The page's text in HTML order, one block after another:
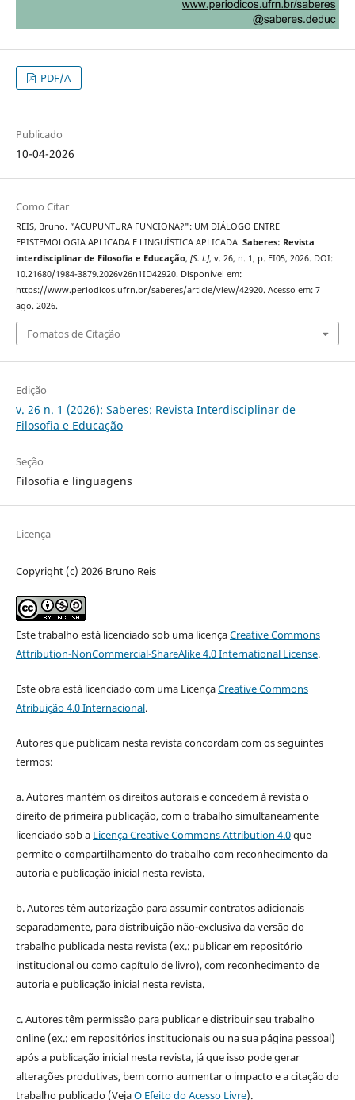
PDF/A
Publicado
10-04-2026
Como Citar
REIS, Bruno. “ACUPUNTURA FUNCIONA?": UM DIÁLOGO ENTRE
EPISTEMOLOGIA APLICADA E LINGUÍSTICA APLICADA. Saberes: Revista
interdisciplinar de Filosofia e Educação, [S. l.], v. 26, n. 1, p. FI05, 2026. DOI:
10.21680/1984-3879.2026v26n1ID42920. Disponível em:
https://www.periodicos.ufrn.br/saberes/article/view/42920. Acesso em: 7
ago. 2026.
Fomatos de Citação
Edição
v. 26 n. 1 (2026): Saberes: Revista Interdisciplinar de
Filosofia e Educação
Seção
Filosofia e linguagens
Licença
Copyright (c) 2026 Bruno Reis
Este trabalho está licenciado sob uma licençaCreative Commons
Attribution-NonCommercial-ShareAlike 4.0 International License.
Este obra está licenciado com uma LicençaCreative Commons
Atribuição 4.0 Internacional.
Autores que publicam nesta revista concordam com os seguintes
termos:
a. Autores mantém os direitos autorais e concedem à revista o
direito de primeira publicação, com o trabalho simultaneamente
licenciado sob a Licença Creative Commons Attribution 4.0que
permite o compartilhamento do trabalho com reconhecimento da
autoria e publicação inicial nesta revista.
b. Autores têm autorização para assumir contratos adicionais
separadamente, para distribuição não-exclusiva da versão do
trabalho publicada nesta revista (ex.: publicar em repositório
institucional ou como capítulo de livro), com reconhecimento de
autoria e publicação inicial nesta revista.
c. Autores têm permissão para publicar e distribuir seu trabalho
online (ex.: em repositórios institucionais ou na sua página pessoal)
após a publicação inicial nesta revista, já que isso pode gerar
alterações produtivas, bem como aumentar o impacto e a citação do
trabalho publicado (VejaO Efeito do Acesso Livre).